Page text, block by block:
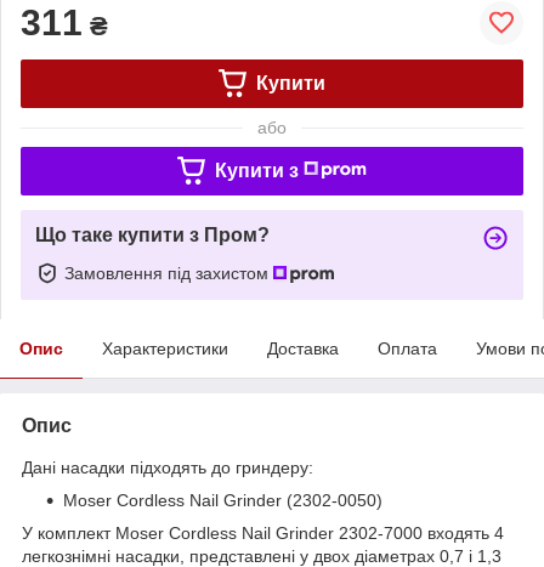
311 ₴
Купити
або
Купити з
Що таке купити з Пром?
Замовлення під захистом
Опис Характеристики Доставка Оплата Умови
Опис
Дані насадки підходять до гриндеру:
Moser Cordless Nail Grinder (2302-0050)
У комплект Moser Cordless Nail Grinder 2302-7000 входять 4
легкознімні насадки, представлені у двох діаметрах 0,7 і 1,3